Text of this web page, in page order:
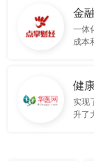
金
一体
成本
健
实现
升了